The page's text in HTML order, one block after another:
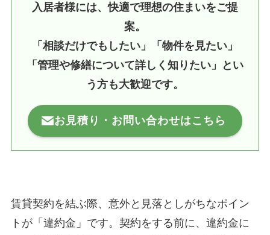
入居者様には、快適で理想の住まいをご提
案。
「相談だけでもしたい」「物件を見たい」
「管理や修繕について詳しく知りたい」とい
う方も大歓迎です。
お見積り・お問い合わせはこちら
賃貸契約を結ぶ際、意外と見落としがちなポイン
トが「違約金」です。契約をする前に、違約金に